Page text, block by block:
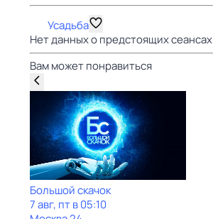
Усадьба
Нет данных о предстоящих сеансах
Вам может понравиться
Большой скачок
7 авг, пт в 05:10